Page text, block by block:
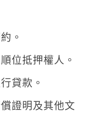
。
位抵押權人。
貸款。
證明及其他文